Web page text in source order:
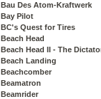
Bau Des Atom-Kraftwerk
Bay Pilot
BC's Quest for Tires
Beach Head
Beach Head II - The
Beach Landing
Beachcomber
Beamatron
Beamrider